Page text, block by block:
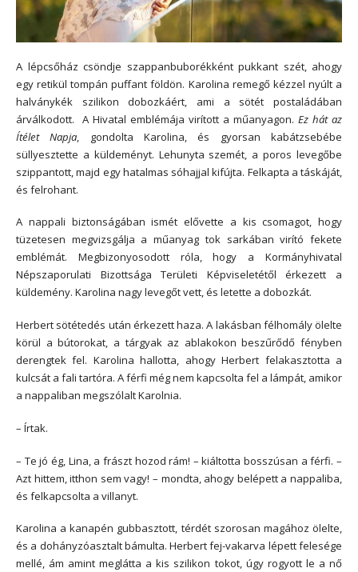
A lépcsőház csöndje szappanbuborékként pukkant szét, ahogy
egy retikül tompán puffant földön. Karolina remegő kézzel nyúlt a
halványkék szilikon dobozkáért, ami a sötét postaládában
árválkodott. A Hivatal emblémája virított a műanyagon. Ez hát az
Ítélet Napja , gondolta Karolina, és gyorsan kabátzsebébe
süllyesztette a küldeményt. Lehunyta szemét, a poros levegőbe
szippantott, majd egy hatalmas sóhajjal kifújta. Felkapta a táskáját,
és felrohant.
A nappali biztonságában ismét elővette a kis csomagot, hogy
tüzetesen megvizsgálja a műanyag tok sarkában virító fekete
emblémát. Megbizonyosodott róla, hogy a Kormányhivatal
Népszaporulati Bizottsága Területi Képviseletétől érkezett a
küldemény. Karolina nagy levegőt vett, és letette a dobozkát.
Herbert sötétedés után érkezett haza. A lakásban félhomály ölelte
körül a bútorokat, a tárgyak az ablakokon beszűrődő fényben
derengtek fel. Karolina hallotta, ahogy Herbert felakasztotta a
kulcsát a fali tartóra. A férfi még nem kapcsolta fel a lámpát, amikor
a nappaliban megszólalt Karolnia.
– Írtak.
– Te jó ég, Lina, a frászt hozod rám! – kiáltotta bosszúsan a férfi. –
Azt hittem, itthon sem vagy! – mondta, ahogy belépett a nappaliba,
és felkapcsolta a villanyt.
Karolina a kanapén gubbasztott, térdét szorosan magához ölelte,
és a dohányzóasztalt bámulta. Herbert fej-vakarva lépett felesége
mellé, ám amint meglátta a kis szilikon tokot, úgy rogyott le a nő